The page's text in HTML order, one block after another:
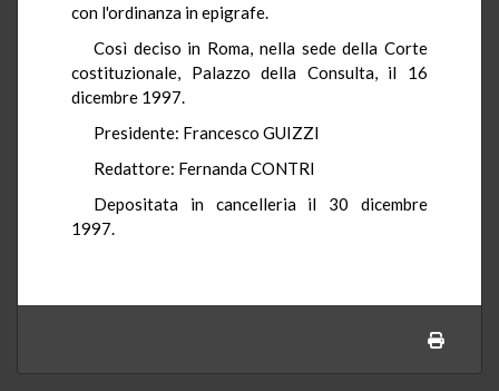
con l'ordinanza in epigrafe.
Così deciso in Roma, nella sede della Corte
costituzionale, Palazzo della Consulta, il 16
dicembre 1997.
Presidente: Francesco GUIZZI
Redattore: Fernanda CONTRI
Depositata in cancelleria il 30 dicembre
1997.